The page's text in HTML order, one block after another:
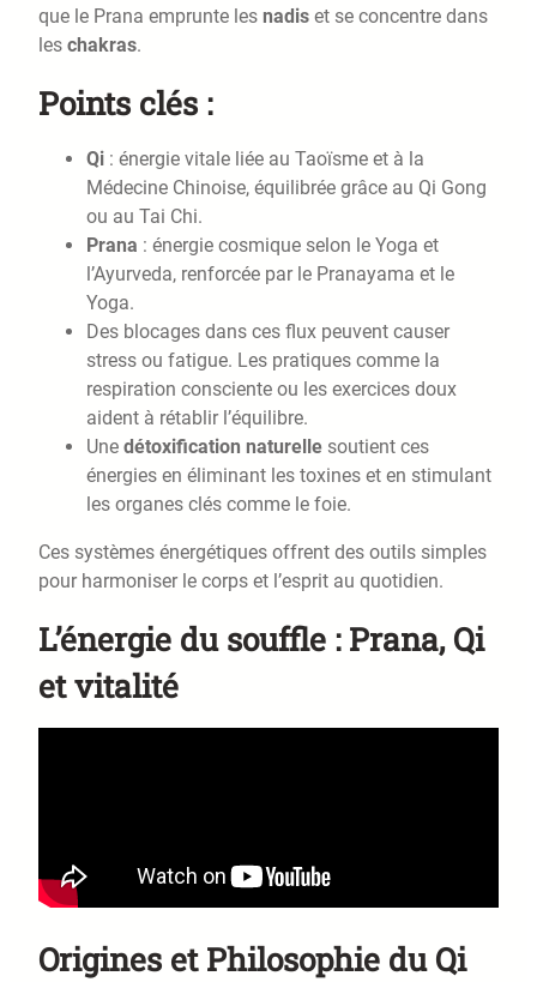
que le Prana emprunte les nadis et se concentre dans
les chakras.
Points clés :
Qi : énergie vitale liée au Taoïsme et à la
Médecine Chinoise, équilibrée grâce au Qi Gong
ou au Tai Chi.
Prana : énergie cosmique selon le Yoga et
l’Ayurveda, renforcée par le Pranayama et le
Yoga.
Des blocages dans ces flux peuvent causer
stress ou fatigue. Les pratiques comme la
respiration consciente ou les exercices doux
aident à rétablir l’équilibre.
Une détoxification naturelle soutient ces
énergies en éliminant les toxines et en stimulant
les organes clés comme le foie.
Ces systèmes énergétiques offrent des outils simples
pour harmoniser le corps et l’esprit au quotidien.
L’énergie du souffle : Prana, Qi
et vitalité
Origines et Philosophie du Qi